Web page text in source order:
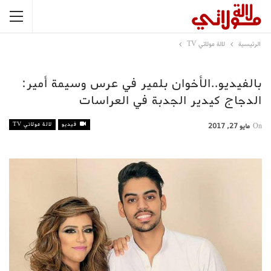
الرئيسية لالة مولاتي TV
بالفيديو..الأخوان بلمير في عرس وسيمة أمير:
الدجاج كيدير الجدبة في العراسات
فيديو لالة مولاتي TV On مايو 27, 2017